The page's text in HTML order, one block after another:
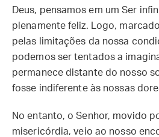
Deus, pensamos em um Ser
plenamente feliz. Logo,
pelas limitações da nossa
podemos ser tentados a
permanece distante do nosso
fosse indiferente às nossas
No entanto, o Senhor, movido
misericórdia, veio ao nosso